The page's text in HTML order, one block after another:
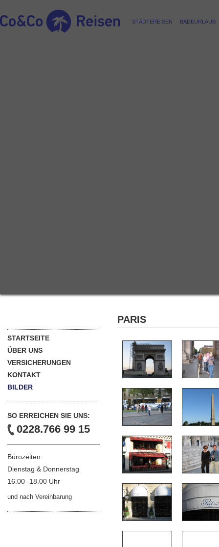
STÄDTEREISEN BADEURLAUB
STARTSEITE
ÜBER UNS
VERSICHERUNGEN
KONTAKT
BILDER
SO ERREICHEN SIE UNS:
0228.766 99 15
Bürozeiten:
Dienstag & Donnerstag
16.00 -18.00 Uhr
und nach Vereinbarung
PARIS